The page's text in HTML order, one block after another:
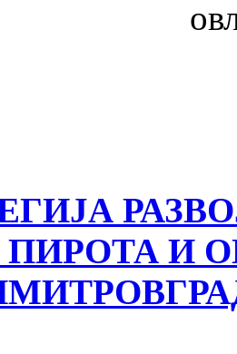
ПИРОТА И